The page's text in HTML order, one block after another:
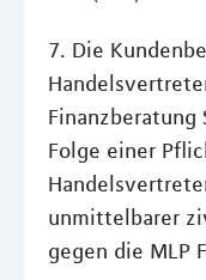
7. Die
Folge einer
unmittelbarer
gegen die MLP